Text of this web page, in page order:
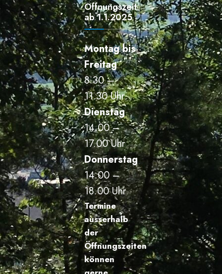
Öffnungszeiten
ab 1.1.2025
Montag bis
Freitag
8.30 –
11.30 Uhr
Dienstag
14.00 –
17.00 Uhr
Donnerstag
14.00 –
18.00 Uhr
Termine
ausserhalb
der
Öffnungszeiten
können